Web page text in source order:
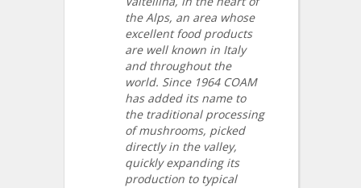
the Alps, an area whose
excellent food products
are well known in Italy
and throughout the
world. Since 1964 COAM
has added its name to
the traditional processing
of mushrooms, picked
directly in the valley,
quickly expanding its
production to typical